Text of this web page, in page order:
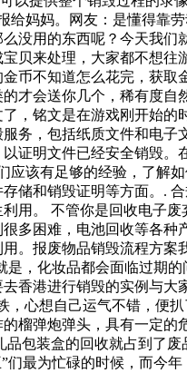
妈妈。网友：是懂得靠
没用的东西呢？今天我们
贝来处理，大家都不想往
币不知道怎么花完，获取
才会送你几个，稀有度自
，铭文是在游戏刚开始的
务，包括纸质文件和电子
证明文件已经安全销毁。
该有足够的经验，了解
储和销毁证明等方面。.
用。 不管你是回收电子
多困难，电池回收等各种
。报废物品销毁流程方案
，化妆品都会面临过期
香港进行销毁的实例与大
心想自己运气不错，便
榴弹炮弹头，具有一定的
包装盒的回收就占到了
最为忙碌的时候，而今年